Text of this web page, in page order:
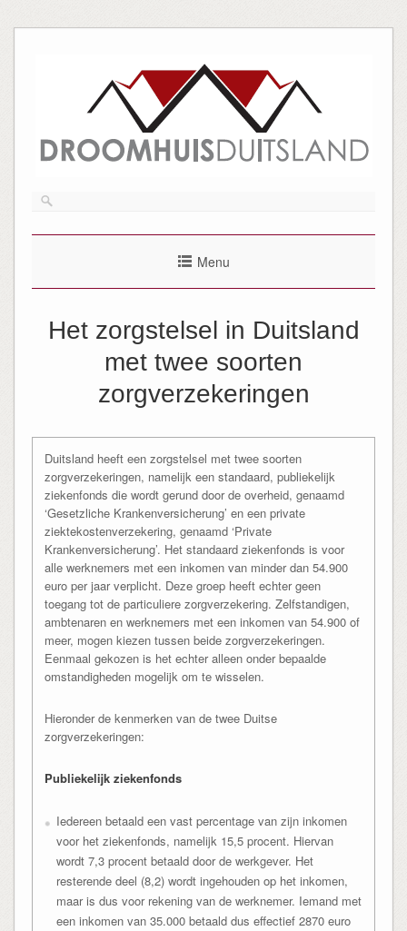
Menu
Het zorgstelsel in Duitsland
met twee soorten
zorgverzekeringen
Duitsland heeft een zorgstelsel met twee soorten
zorgverzekeringen, namelijk een standaard, publiekelijk
ziekenfonds die wordt gerund door de overheid, genaamd
‘Gesetzliche Krankenversicherung’ en een private
ziektekostenverzekering, genaamd ‘Private
Krankenversicherung’. Het standaard ziekenfonds is voor
alle werknemers met een inkomen van minder dan 54.900
euro per jaar verplicht. Deze groep heeft echter geen
toegang tot de particuliere zorgverzekering. Zelfstandigen,
ambtenaren en werknemers met een inkomen van 54.900 of
meer, mogen kiezen tussen beide zorgverzekeringen.
Eenmaal gekozen is het echter alleen onder bepaalde
omstandigheden mogelijk om te wisselen.
Hieronder de kenmerken van de twee Duitse
zorgverzekeringen:
Publiekelijk ziekenfonds
Iedereen betaald een vast percentage van zijn inkomen
voor het ziekenfonds, namelijk 15,5 procent. Hiervan
wordt 7,3 procent betaald door de werkgever. Het
resterende deel (8,2) wordt ingehouden op het inkomen,
maar is dus voor rekening van de werknemer. Iemand met
een inkomen van 35.000 betaald dus effectief 2870 euro